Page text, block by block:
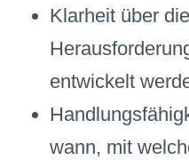
Klarheit über
entwickelt
wann, mit